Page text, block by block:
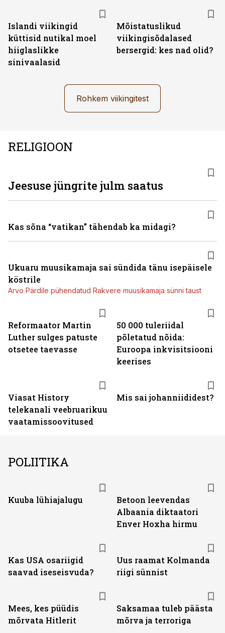
Islandi viikingid
küttisid nutikal moel
hiiglaslikke
sinivaalasid
Mõistatuslikud
viikingisõdalased
bersergid: kes nad olid?
Rohkem viikingitest
RELIGIOON
Reformaator Martin
Luther sulges patuste
otsetee taevasse
50 000 tuleriidal
põletatud nõida:
Euroopa inkvisitsiooni
keerises
Viasat History
telekanali veebruarikuu
vaatamissoovitused
Mis sai johanniididest?
Jeesuse jüngrite julm saatus
Kas sõna “vatikan” tähendab ka midagi?
Ukuaru muusikamaja sai sündida tänu isepäisele
köstrile
Arvo Pärdile pühendatud Rakvere muusikamaja sünni taust
POLIITIKA
Kuuba lühiajalugu
Betoon leevendas
Albaania diktaatori
Enver Hoxha hirmu
Kas USA osariigid
saavad iseseisvuda?
Uus raamat Kolmanda
riigi sünnist
Mees, kes püüdis
mõrvata Hitlerit
Saksamaa tuleb päästa
mõrva ja terroriga